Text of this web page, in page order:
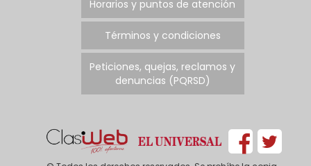
Horarios y puntos de atención
Términos y condiciones
Peticiones, quejas, reclamos y
denuncias (PQRSD)